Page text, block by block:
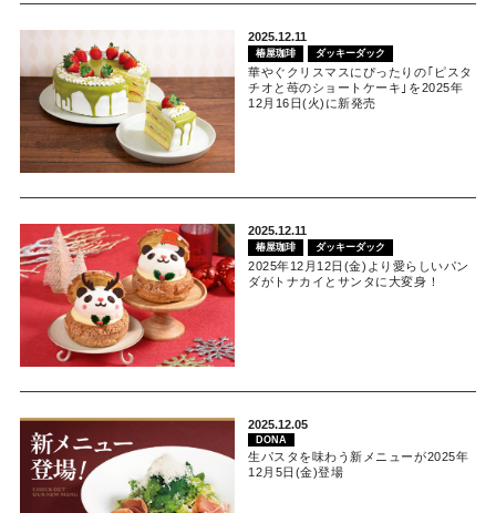
2025.12.11
椿屋珈琲 ダッキーダック
華やぐクリスマスにぴったりの｢ピスタ
チオと苺のショートケーキ｣を2025年
12月16日(火)に新発売
2025.12.11
椿屋珈琲 ダッキーダック
2025年12月12日(金)より愛らしいパン
ダがトナカイとサンタに大変身！
2025.12.05
DONA
生パスタを味わう新メニューが2025年
12月5日(金)登場